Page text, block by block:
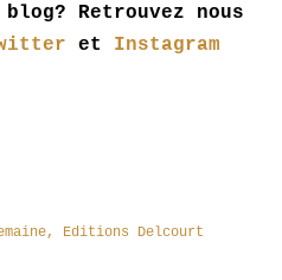
Retrouvez nous
et Instagram
Editions Delcourt